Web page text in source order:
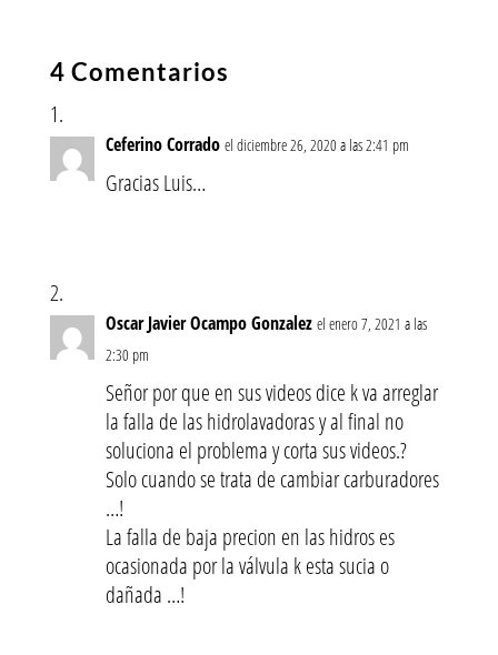
4 Comentarios
Ceferino Corrado el diciembre 26, 2020 a las 2:41 pm
Gracias Luis…
Oscar Javier Ocampo Gonzalez el enero 7, 2021 a las
2:30 pm
Señor por que en sus videos dice k va arreglar
la falla de las hidrolavadoras y al final no
soluciona el problema y corta sus videos.?
Solo cuando se trata de cambiar carburadores
…!
La falla de baja precion en las hidros es
ocasionada por la válvula k esta sucia o
dañada …!